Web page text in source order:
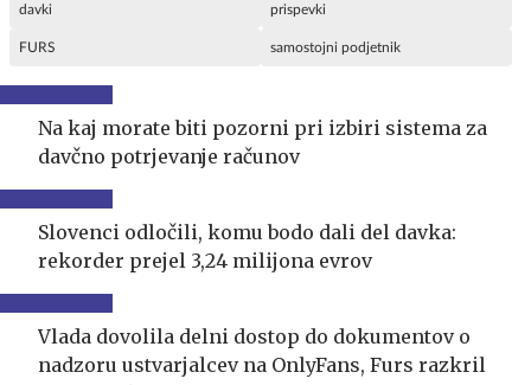
davki prispevki
FURS samostojni podjetnik
Na kaj morate biti pozorni pri izbiri sistema za
davčno potrjevanje računov
Slovenci odločili, komu bodo dali del davka:
rekorder prejel 3,24 milijona evrov
Vlada dovolila delni dostop do dokumentov o
nadzoru ustvarjalcev na OnlyFans, Furs razkril